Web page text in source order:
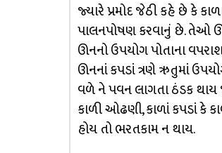
જ્યારે પ્રમોદ જેઠી કહે છે કે
પાલનપોષણ કરવાનું છે. તેઓ
ઊનનો ઉપયોગ પોતાના
ઊનનાં કપડાં ત્રણે ઋતુમાં
વળે ને પવન લાગતા ઠંડક થાય
કાળી ઓઢણી, કાળાં કપડાં કે
હોય તો ભરતકામ ન થાય.